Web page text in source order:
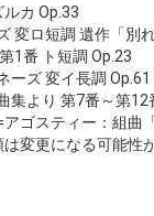
カ Op.33
調 遺作「別れ
ト短調 Op.23
変イ長調 Op.61
集より 第7番～第12
ゴスティー：組曲
変更になる可能性